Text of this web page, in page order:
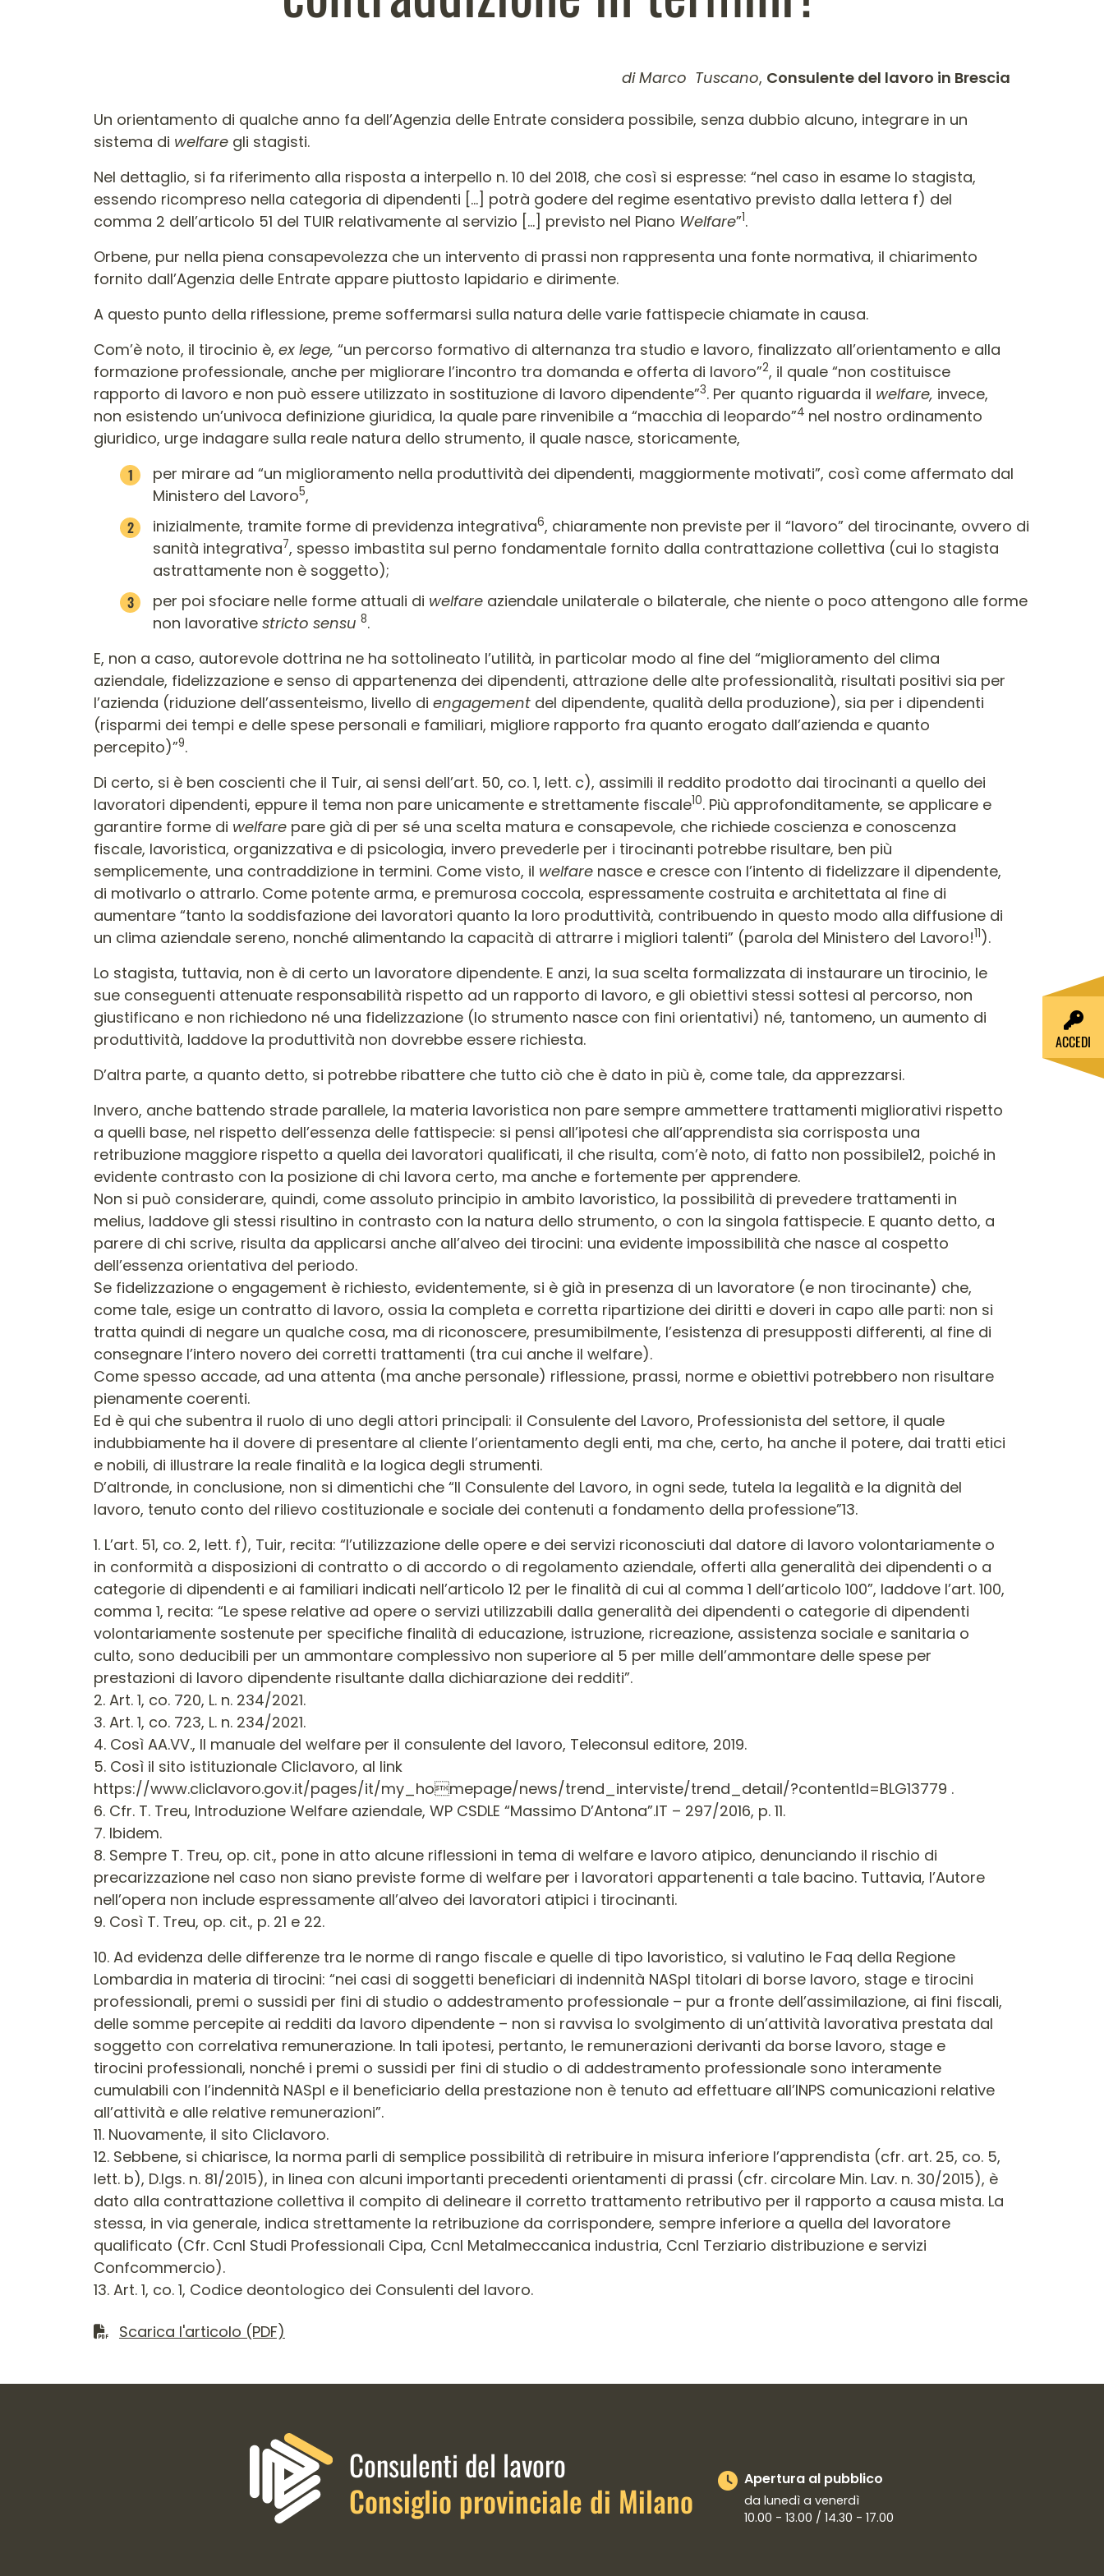
di Marco Tuscano, Consulente del lavoro in Brescia
Contenuto dell'articolo
Un orientamento di qualche anno fa dell’Agenzia delle Entrate considera possibile, senza dubbio alcuno, integrare in un
sistema di welfare gli stagisti.
Nel dettaglio, si fa riferimento alla risposta a interpello n. 10 del 2018, che così si espresse: “nel caso in esame lo stagista,
essendo ricompreso nella categoria di dipendenti […] potrà godere del regime esentativo previsto dalla lettera f) del
comma 2 dell’articolo 51 del TUIR relativamente al servizio […] previsto nel Piano Welfare”1.
Orbene, pur nella piena consapevolezza che un intervento di prassi non rappresenta una fonte normativa, il chiarimento
fornito dall’Agenzia delle Entrate appare piuttosto lapidario e dirimente.
A questo punto della riflessione, preme soffermarsi sulla natura delle varie fattispecie chiamate in causa.
Com’è noto, il tirocinio è, ex lege, “un percorso formativo di alternanza tra studio e lavoro, finalizzato all’orientamento e alla
formazione professionale, anche per migliorare l’incontro tra domanda e offerta di lavoro”2, il quale “non costituisce
rapporto di lavoro e non può essere utilizzato in sostituzione di lavoro dipendente”3. Per quanto riguarda il welfare, invece,
non esistendo un’univoca definizione giuridica, la quale pare rinvenibile a “macchia di leopardo”4 nel nostro ordinamento
giuridico, urge indagare sulla reale natura dello strumento, il quale nasce, storicamente,
per mirare ad “un miglioramento nella produttività dei dipendenti, maggiormente motivati”, così come affermato dal
Ministero del Lavoro5,
inizialmente, tramite forme di previdenza integrativa6, chiaramente non previste per il “lavoro” del tirocinante, ovvero di
sanità integrativa7, spesso imbastita sul perno fondamentale fornito dalla contrattazione collettiva (cui lo stagista
astrattamente non è soggetto);
per poi sfociare nelle forme attuali di welfare aziendale unilaterale o bilaterale, che niente o poco attengono alle forme
non lavorative stricto sensu 8.
E, non a caso, autorevole dottrina ne ha sottolineato l’utilità, in particolar modo al fine del “miglioramento del clima
aziendale, fidelizzazione e senso di appartenenza dei dipendenti, attrazione delle alte professionalità, risultati positivi sia per
l’azienda (riduzione dell’assenteismo, livello di engagement del dipendente, qualità della produzione), sia per i dipendenti
(risparmi dei tempi e delle spese personali e familiari, migliore rapporto fra quanto erogato dall’azienda e quanto
percepito)”9.
Di certo, si è ben coscienti che il Tuir, ai sensi dell’art. 50, co. 1, lett. c), assimili il reddito prodotto dai tirocinanti a quello dei
lavoratori dipendenti, eppure il tema non pare unicamente e strettamente fiscale10. Più approfonditamente, se applicare e
garantire forme di welfare pare già di per sé una scelta matura e consapevole, che richiede coscienza e conoscenza
fiscale, lavoristica, organizzativa e di psicologia, invero prevederle per i tirocinanti potrebbe risultare, ben più
semplicemente, una contraddizione in termini. Come visto, il welfare nasce e cresce con l’intento di fidelizzare il dipendente,
di motivarlo o attrarlo. Come potente arma, e premurosa coccola, espressamente costruita e architettata al fine di
aumentare “tanto la soddisfazione dei lavoratori quanto la loro produttività, contribuendo in questo modo alla diffusione di
un clima aziendale sereno, nonché alimentando la capacità di attrarre i migliori talenti” (parola del Ministero del Lavoro!11).
Lo stagista, tuttavia, non è di certo un lavoratore dipendente. E anzi, la sua scelta formalizzata di instaurare un tirocinio, le
sue conseguenti attenuate responsabilità rispetto ad un rapporto di lavoro, e gli obiettivi stessi sottesi al percorso, non
giustificano e non richiedono né una fidelizzazione (lo strumento nasce con fini orientativi) né, tantomeno, un aumento di
produttività, laddove la produttività non dovrebbe essere richiesta.
D’altra parte, a quanto detto, si potrebbe ribattere che tutto ciò che è dato in più è, come tale, da apprezzarsi.
Invero, anche battendo strade parallele, la materia lavoristica non pare sempre ammettere trattamenti migliorativi rispetto
a quelli base, nel rispetto dell’essenza delle fattispecie: si pensi all’ipotesi che all’apprendista sia corrisposta una
retribuzione maggiore rispetto a quella dei lavoratori qualificati, il che risulta, com’è noto, di fatto non possibile12, poiché in
evidente contrasto con la posizione di chi lavora certo, ma anche e fortemente per apprendere.
Non si può considerare, quindi, come assoluto principio in ambito lavoristico, la possibilità di prevedere trattamenti in
melius, laddove gli stessi risultino in contrasto con la natura dello strumento, o con la singola fattispecie. E quanto detto, a
parere di chi scrive, risulta da applicarsi anche all’alveo dei tirocini: una evidente impossibilità che nasce al cospetto
dell’essenza orientativa del periodo.
Se fidelizzazione o engagement è richiesto, evidentemente, si è già in presenza di un lavoratore (e non tirocinante) che,
come tale, esige un contratto di lavoro, ossia la completa e corretta ripartizione dei diritti e doveri in capo alle parti: non si
tratta quindi di negare un qualche cosa, ma di riconoscere, presumibilmente, l’esistenza di presupposti differenti, al fine di
consegnare l’intero novero dei corretti trattamenti (tra cui anche il welfare).
Come spesso accade, ad una attenta (ma anche personale) riflessione, prassi, norme e obiettivi potrebbero non risultare
pienamente coerenti.
Ed è qui che subentra il ruolo di uno degli attori principali: il Consulente del Lavoro, Professionista del settore, il quale
indubbiamente ha il dovere di presentare al cliente l’orientamento degli enti, ma che, certo, ha anche il potere, dai tratti etici
e nobili, di illustrare la reale finalità e la logica degli strumenti.
D’altronde, in conclusione, non si dimentichi che “Il Consulente del Lavoro, in ogni sede, tutela la legalità e la dignità del
lavoro, tenuto conto del rilievo costituzionale e sociale dei contenuti a fondamento della professione”13.
1. L’art. 51, co. 2, lett. f), Tuir, recita: “l’utilizzazione delle opere e dei servizi riconosciuti dal datore di lavoro volontariamente o
in conformità a disposizioni di contratto o di accordo o di regolamento aziendale, offerti alla generalità dei dipendenti o a
categorie di dipendenti e ai familiari indicati nell’articolo 12 per le finalità di cui al comma 1 dell’articolo 100”, laddove l’art. 100,
comma 1, recita: “Le spese relative ad opere o servizi utilizzabili dalla generalità dei dipendenti o categorie di dipendenti
volontariamente sostenute per specifiche finalità di educazione, istruzione, ricreazione, assistenza sociale e sanitaria o
culto, sono deducibili per un ammontare complessivo non superiore al 5 per mille dell’ammontare delle spese per
prestazioni di lavoro dipendente risultante dalla dichiarazione dei redditi”.
2. Art. 1, co. 720, L. n. 234/2021.
3. Art. 1, co. 723, L. n. 234/2021.
4. Così AA.VV., Il manuale del welfare per il consulente del lavoro, Teleconsul editore, 2019.
5. Così il sito istituzionale Cliclavoro, al link
https://www.cliclavoro.gov.it/pages/it/my_homepage/news/trend_interviste/trend_detail/?contentId=BLG13779 .
6. Cfr. T. Treu, Introduzione Welfare aziendale, WP CSDLE “Massimo D’Antona”.IT – 297/2016, p. 11.
7. Ibidem.
8. Sempre T. Treu, op. cit., pone in atto alcune riflessioni in tema di welfare e lavoro atipico, denunciando il rischio di
precarizzazione nel caso non siano previste forme di welfare per i lavoratori appartenenti a tale bacino. Tuttavia, l’Autore
nell’opera non include espressamente all’alveo dei lavoratori atipici i tirocinanti.
9. Così T. Treu, op. cit., p. 21 e 22.
10. Ad evidenza delle differenze tra le norme di rango fiscale e quelle di tipo lavoristico, si valutino le Faq della Regione
Lombardia in materia di tirocini: “nei casi di soggetti beneficiari di indennità NASpI titolari di borse lavoro, stage e tirocini
professionali, premi o sussidi per fini di studio o addestramento professionale – pur a fronte dell’assimilazione, ai fini fiscali,
delle somme percepite ai redditi da lavoro dipendente – non si ravvisa lo svolgimento di un’attività lavorativa prestata dal
soggetto con correlativa remunerazione. In tali ipotesi, pertanto, le remunerazioni derivanti da borse lavoro, stage e
tirocini professionali, nonché i premi o sussidi per fini di studio o di addestramento professionale sono interamente
cumulabili con l’indennità NASpI e il beneficiario della prestazione non è tenuto ad effettuare all’INPS comunicazioni relative
all’attività e alle relative remunerazioni”.
11. Nuovamente, il sito Cliclavoro.
12. Sebbene, si chiarisce, la norma parli di semplice possibilità di retribuire in misura inferiore l’apprendista (cfr. art. 25, co. 5,
lett. b), D.lgs. n. 81/2015), in linea con alcuni importanti precedenti orientamenti di prassi (cfr. circolare Min. Lav. n. 30/2015), è
dato alla contrattazione collettiva il compito di delineare il corretto trattamento retributivo per il rapporto a causa mista. La
stessa, in via generale, indica strettamente la retribuzione da corrispondere, sempre inferiore a quella del lavoratore
qualificato (Cfr. Ccnl Studi Professionali Cipa, Ccnl Metalmeccanica industria, Ccnl Terziario distribuzione e servizi
Confcommercio).
13. Art. 1, co. 1, Codice deontologico dei Consulenti del lavoro.
Scarica il file
Scarica l'articolo (PDF)
Informazioni di contatto e link istituzionali
Consulenti del lavoro
Consiglio provinciale di Milano
Apertura al pubblico
da lunedì a venerdì
10.00 - 13.00 / 14.30 - 17.00
ACCEDI